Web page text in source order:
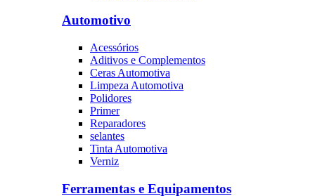
Automotivo
Acessórios
Aditivos e Complementos
Ceras Automotiva
Limpeza Automotiva
Polidores
Primer
Reparadores
selantes
Tinta Automotiva
Verniz
Ferramentas e Equipamentos